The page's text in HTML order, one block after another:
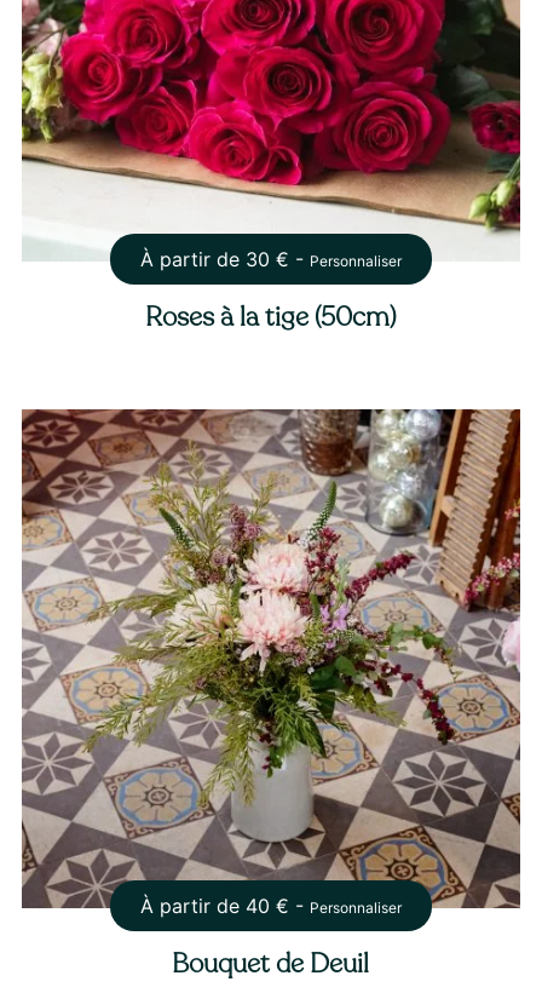
À partir de 30 € - Personnaliser
Roses à la tige (50cm)
À partir de 40 € - Personnaliser
Bouquet de Deuil